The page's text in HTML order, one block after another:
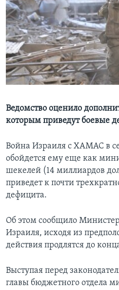
Learning English
СОЦИАЛЬНЫЕ СЕТИ
Ведомство оценило
которым приведут боевые
Война Израиля с ХАМАС в
обойдется ему еще как
шекелей (14 миллиардов
приведет к почти
дефицита.
Об этом сообщило
Израиля, исходя из
действия продлятся до
Выступая перед
главы бюджетного отдела